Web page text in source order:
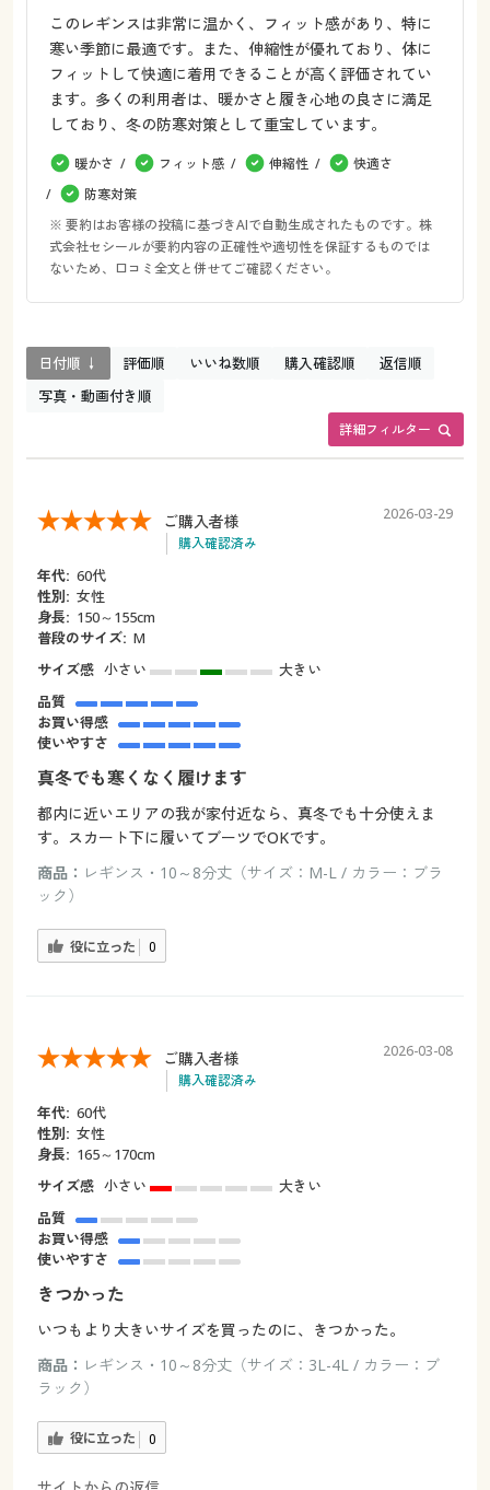
このレギンスは非常に温かく、フィット感があり、特に
寒い季節に最適です。また、伸縮性が優れており、体に
フィットして快適に着用できることが高く評価されてい
ます。多くの利用者は、暖かさと履き心地の良さに満足
しており、冬の防寒対策として重宝しています。
暖かさ フィット感 伸縮性
快適さ
防寒対策
※ 要約はお客様の投稿に基づきAIで自動生成されたものです。株
式会社セシールが要約内容の正確性や適切性を保証するものでは
ないため、口コミ全文と併せてご確認ください。
詳細フィルター
日付順 ↓ 評価順 いいね数順 購入確認順
返信順
写真・動画付き順
ご購入者様
購入確認済み
2026-03-29
年代: 60代
性別: 女性
身長: 150～155cm
普段のサイズ: M
サイズ感 小さい
大きい
品質
お買い得感
使いやすさ
真冬でも寒くなく履けます
都内に近いエリアの我が家付近なら、真冬でも十分使えま
す。スカート下に履いてブーツでOKです。
商品： レギンス・10～8分丈（サイズ：M-L / カラー：ブラ
ック）
役に立った 0
ご購入者様
購入確認済み
2026-03-08
年代: 60代
性別: 女性
身長: 165～170cm
サイズ感 小さい
大きい
品質
お買い得感
使いやすさ
きつかった
いつもより大きいサイズを買ったのに、きつかった。
商品： レギンス・10～8分丈（サイズ：3L-4L / カラー：ブ
ラック）
役に立った 0